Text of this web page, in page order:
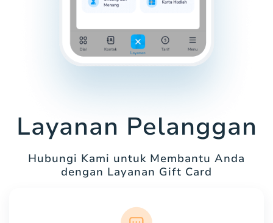
Layanan Pelanggan
Hubungi Kami untuk Membantu Anda
dengan Layanan Gift Card